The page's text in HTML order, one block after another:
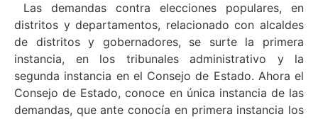
Las demandas contra elecciones populares, en
distritos y departamentos, relacionado con alcaldes
de distritos y gobernadores, se surte la primera
instancia, en los tribunales administrativo y la
segunda instancia en el Consejo de Estado. Ahora el
Consejo de Estado, conoce en única instancia de las
demandas, que ante conocía en primera instancia los